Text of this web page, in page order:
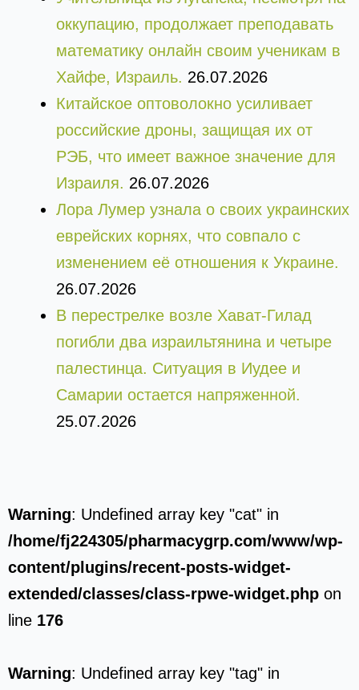
оккупацию, продолжает преподавать
математику онлайн своим ученикам в
Хайфе, Израиль. 26.07.2026
Китайское оптоволокно усиливает
российские дроны, защищая их от
РЭБ, что имеет важное значение для
Израиля. 26.07.2026
Лора Лумер узнала о своих украинских
еврейских корнях, что совпало с
изменением её отношения к Украине.
26.07.2026
В перестрелке возле Хават-Гилад
погибли два израильтянина и четыре
палестинца. Ситуация в Иудее и
Самарии остается напряженной.
25.07.2026
Warning: Undefined array key "cat" in
/home/fj224305/pharmacygrp.com/www/wp-
content/plugins/recent-posts-widget-
extended/classes/class-rpwe-widget.php on
line 176
Warning: Undefined array key "tag" in